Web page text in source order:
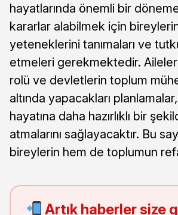
hayatlarında önemli bir
kararlar alabilmek için
yeteneklerini tanımaları ve
etmeleri gerekmektedir.
rolü ve devletlerin toplum
altında yapacakları
hayatına daha hazırlıklı bir
atmalarını sağlayacaktır. Bu
bireylerin hem de toplumun
Artık haberler size